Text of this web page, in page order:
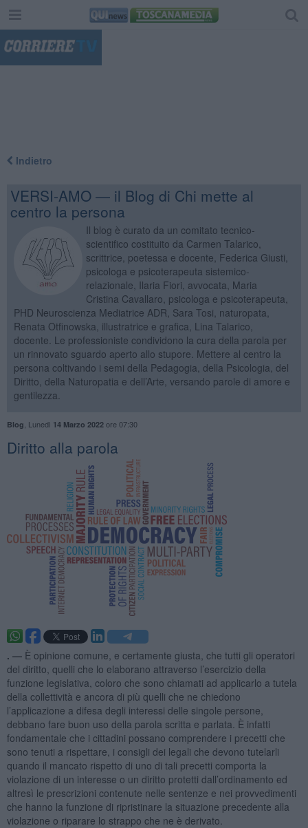
Indietro
VERSI-AMO — il Blog di Chi mette al
centro la persona
Il blog è curato da un comitato tecnico-
scientifico costituito da Carmen Talarico,
scrittrice, poetessa e docente, Federica Giusti,
psicologa e psicoterapeuta sistemico-
relazionale, Ilaria Fiori, avvocata, Maria
Cristina Cavallaro, psicologa e psicoterapeuta,
PHD Neuroscienza Mediatrice ADR, Sara Tosi, naturopata,
Renata Otfinowska, illustratrice e grafica, Lina Talarico,
docente. Le professioniste condividono la cura della parola per
un rinnovato sguardo aperto allo stupore. Mettere al centro la
persona coltivando i semi della Pedagogia, della Psicologia, del
Diritto, della Naturopatia e dell’Arte, versando parole di amore e
gentilezza.
Blog Lunedì 14 Marzo 2022ore 07:30
Diritto alla parola
. — È opinione comune, e certamente giusta, che tutti gli operatori
del diritto, quelli che lo elaborano attraverso l’esercizio della
funzione legislativa, coloro che sono chiamati ad applicarlo a tutela
della collettività e ancora di più quelli che ne chiedono
l’applicazione a difesa degli interessi delle singole persone,
debbano fare buon uso della parola scritta e parlata. È infatti
fondamentale che i cittadini possano comprendere i precetti che
sono tenuti a rispettare, i consigli dei legali che devono tutelarli
quando il mancato rispetto di uno di tali precetti comporta la
violazione di un interesse o un diritto protetti dall’ordinamento ed
altresì le prescrizioni contenute nelle sentenze e nei provvedimenti
che hanno la funzione di ripristinare la situazione precedente alla
violazione o riparare lo strappo che ne è derivato.